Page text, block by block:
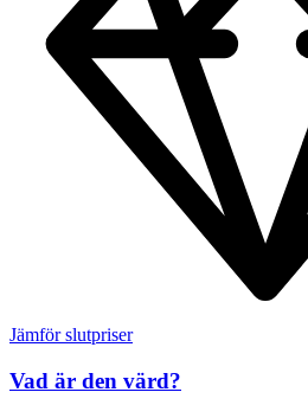
Jämför slutpriser
Vad är den värd?